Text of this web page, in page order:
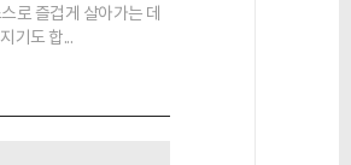
로 즐겁게 살아가는 데
기도 합...